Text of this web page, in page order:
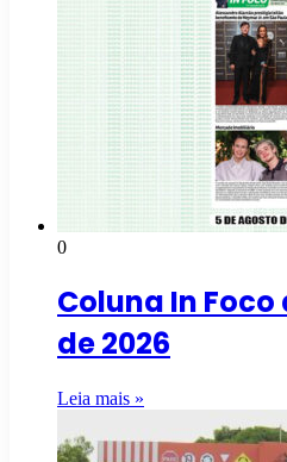
0
Coluna In
de 2026
Leia mais »